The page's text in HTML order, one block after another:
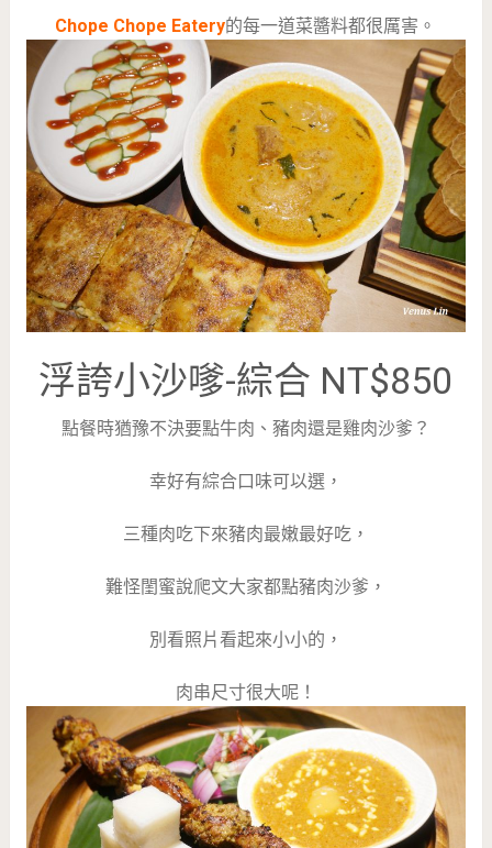
Chope Chope Eatery的每一道菜醬料都很厲害。
浮誇小沙嗲-綜合 NT$850
點餐時猶豫不決要點牛肉、豬肉還是雞肉沙爹？
幸好有綜合口味可以選，
三種肉吃下來豬肉最嫩最好吃，
難怪閨蜜說爬文大家都點豬肉沙爹，
別看照片看起來小小的，
肉串尺寸很大呢！